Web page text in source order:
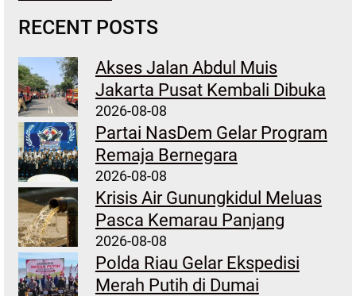
RECENT POSTS
Akses Jalan Abdul Muis
Jakarta Pusat Kembali Dibuka
2026-08-08
Partai NasDem Gelar Program
Remaja Bernegara
2026-08-08
Krisis Air Gunungkidul Meluas
Pasca Kemarau Panjang
2026-08-08
Polda Riau Gelar Ekspedisi
Merah Putih di Dumai